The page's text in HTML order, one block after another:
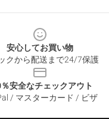
安心してお買い物
クから配送まで24/7保護
安全なチェックアウト
/ マスターカード / ビザ